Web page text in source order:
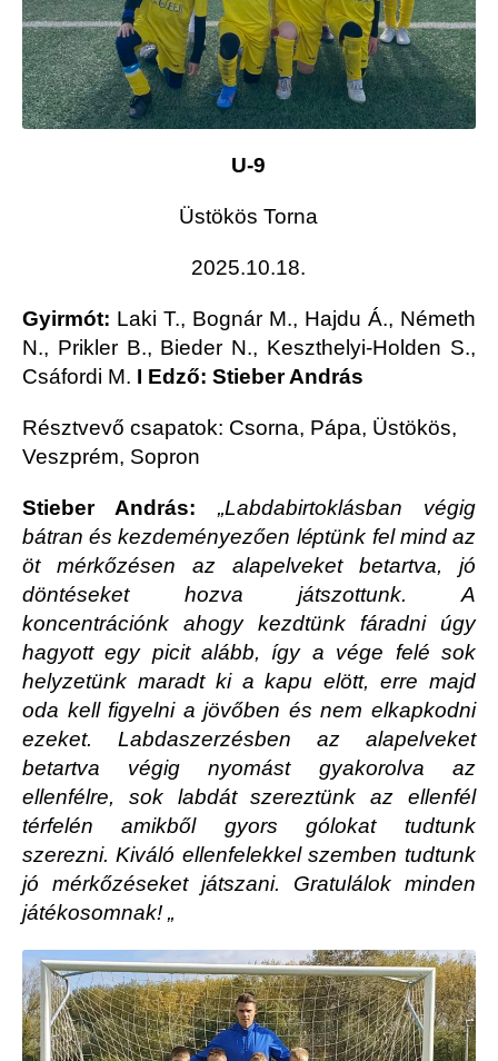
U-9
Üstökös Torna
2025.10.18.
Gyirmót: Laki T., Bognár M., Hajdu Á., Németh
N., Prikler B., Bieder N., Keszthelyi-Holden S.,
Csáfordi M. I Edző: Stieber András
Résztvevő csapatok: Csorna, Pápa, Üstökös,
Veszprém, Sopron
Stieber András: „Labdabirtoklásban végig
bátran és kezdeményezően léptünk fel mind az
öt mérkőzésen az alapelveket betartva, jó
döntéseket hozva játszottunk. A
koncentrációnk ahogy kezdtünk fáradni úgy
hagyott egy picit alább, így a vége felé sok
helyzetünk maradt ki a kapu elött, erre majd
oda kell figyelni a jövőben és nem elkapkodni
ezeket. Labdaszerzésben az alapelveket
betartva végig nyomást gyakorolva az
ellenfélre, sok labdát szereztünk az ellenfél
térfelén amikből gyors gólokat tudtunk
szerezni. Kiváló ellenfelekkel szemben tudtunk
jó mérkőzéseket játszani. Gratulálok minden
játékosomnak! „